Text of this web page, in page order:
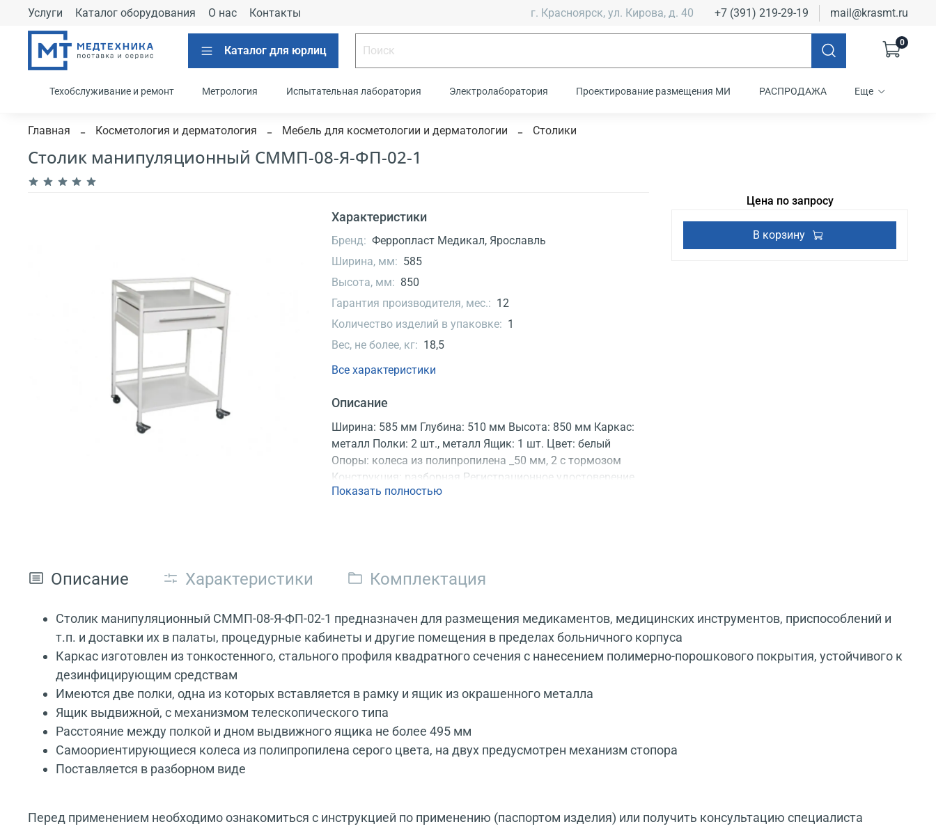
Услуги Каталог оборудования О нас Контакты г. Красноярск, ул. Кирова, д. 40 +7 (391) 219-29-19 mail@krasmt.ru
Каталог для юрлиц
0
Техобслуживание и ремонт Метрология Испытательная лаборатория Электролаборатория Проектирование размещения МИ РАСПРОДАЖА Еще
Главная Косметология и дерматология Мебель для косметологии и дерматологии Столики
Столик манипуляционный СММП-08-Я-ФП-02-1
Характеристики
Бренд: Ферропласт Медикал, Ярославль
Ширина, мм: 585
Высота, мм: 850
Гарантия производителя, мес.: 12
Количество изделий в упаковке: 1
Вес, не более, кг: 18,5
Все характеристики
Описание
Ширина: 585 мм Глубина: 510 мм Высота: 850 мм Каркас:
металл Полки: 2 шт., металл Ящик: 1 шт. Цвет: белый
Опоры: колеса из полипропилена _50 мм, 2 с тормозом
Конструкция: разборная Регистрационное удостоверение
Показать полностью
Цена по запросу
В корзину
Описание Характеристики Комплектация
Столик манипуляционный СММП-08-Я-ФП-02-1 предназначен для размещения медикаментов, медицинских инструментов, приспособлений и
т.п. и доставки их в палаты, процедурные кабинеты и другие помещения в пределах больничного корпуса
Каркас изготовлен из тонкостенного, стального профиля квадратного сечения с нанесением полимерно-порошкового покрытия, устойчивого к
дезинфицирующим средствам
Имеются две полки, одна из которых вставляется в рамку и ящик из окрашенного металла
Ящик выдвижной, с механизмом телескопического типа
Расстояние между полкой и дном выдвижного ящика не более 495 мм
Самоориентирующиеся колеса из полипропилена серого цвета, на двух предусмотрен механизм стопора
Поставляется в разборном виде
Перед применением необходимо ознакомиться с инструкцией по применению (паспортом изделия) или получить консультацию специалиста